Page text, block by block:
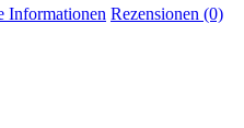
Informationen Rezensionen (0)